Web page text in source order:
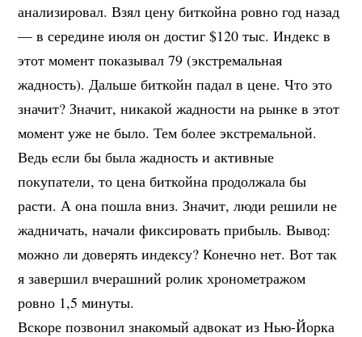
анализировал. Взял цену биткойна ровно год назад
— в середине июля он достиг $120 тыс. Индекс в
этот момент показывал 79 (экстремальная
жадность). Дальше биткойн падал в цене. Что это
значит? Значит, никакой жадности на рынке в этот
момент уже не было. Тем более экстремальной.
Ведь если бы была жадность и активные
покупатели, то цена биткойна продолжала бы
расти. А она пошла вниз. Значит, люди решили не
жадничать, начали фиксировать прибыль. Вывод:
можно ли доверять индексу? Конечно нет. Вот так
я завершил вчерашний ролик хронометражом
ровно 1,5 минуты.
Вскоре позвонил знакомый адвокат из Нью-Йорка